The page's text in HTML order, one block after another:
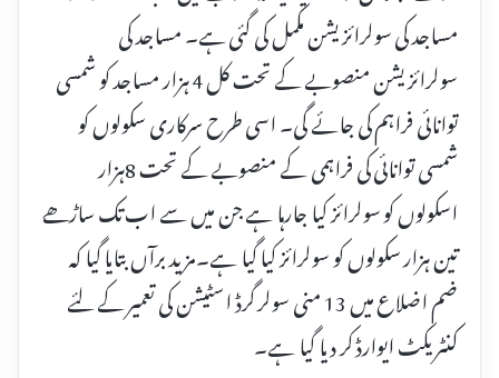
مساجد کی سولرائزیشن مکمل کی گئی ہے۔ مساجد کی
سولرائزیشن منصوبے کے تحت کل 4 ہزار مساجد کو شمسی
توانائی فراہم کی جائے گی۔ اسی طرح سرکاری سکولوں کو
شمسی توانائی کی فراہمی کے منصوبے کے تحت 8ہزار
اسکولوں کو سولرائز کیا جارہا ہے جن میں سے اب تک ساڑھے
تین ہزار سکولوں کو سولرائز کیا گیا ہے۔مزید برآں بتایا گیا کہ
ضم اضلاع میں 13 منی سولر گرڈ اسٹیشن کی تعمیر کے لئے
کنٹریکٹ ایوارڈ کر دیا گیا ہے۔